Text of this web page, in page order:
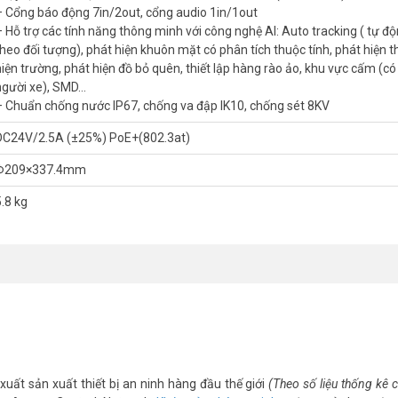
tự động cân bằng trắng (AWB), tự động bù sáng (AGC),
mẫu (Pattern), 8 hành trình (Tour), 5 tự động quét và tự động
tác điều khiển (Idle Motion).
( tự động quay theo đối tượng), phát hiện khuôn mặt có phân
lập hàng rào ảo, khu vực cấm (có phân biệt người xe), SMD…
25.2W (IR + AI on)
zoom được bao xa?
chục mét.
Cổng báo động 7in/2out, cổng audio 1in/1out
Hỗ trợ các tính năng thông minh với công nghệ AI: Auto tracking ( tự
đối tượng), phát hiện khuôn mặt có phân tích thuộc tính, phát hiện
trường, phát hiện đồ bỏ quên, thiết lập hàng rào ảo, khu vực cấm
xe), SMD…
Chuẩn chống nước IP67, chống va đập IK10, chống sét 8KV
2.5A (±25%) PoE+(802.3at)
kg
sản xuất thiết bị an ninh hàng đầu thế giới(Theo số liệu thống kê